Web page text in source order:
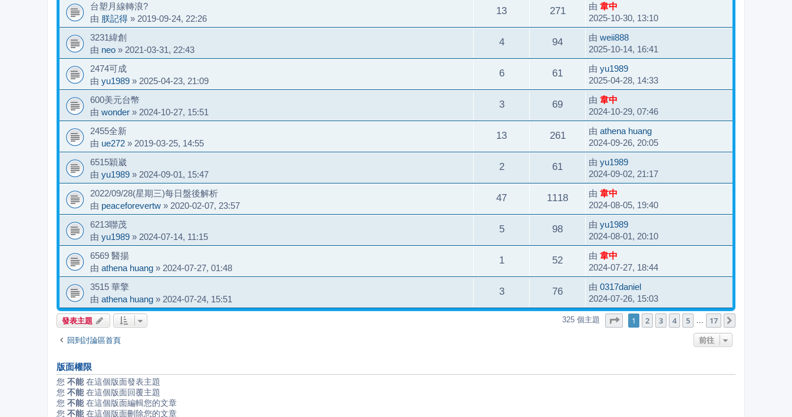
台塑月線轉浪?
由 朕記得 » 2019-09-24, 22:26
13 271 由 韋中
2025-10-30, 13:10
3231緯創
由 neo » 2021-03-31, 22:43
4 94 由 weii888
2025-10-14, 16:41
2474可成
由 yu1989 » 2025-04-23, 21:09
6 61 由 yu1989
2025-04-28, 14:33
600美元台幣
由 wonder » 2024-10-27, 15:51
3 69 由 韋中
2024-10-29, 07:46
2455全新
由 ue272 » 2019-03-25, 14:55
13 261 由 athena huang
2024-09-26, 20:05
6515穎崴
由 yu1989 » 2024-09-01, 15:47
2 61 由 yu1989
2024-09-02, 21:17
2022/09/28(星期三)每日盤後解析
由 peaceforevertw » 2020-02-07, 23:57
47 1118 由 韋中
2024-08-05, 19:40
6213聯茂
由 yu1989 » 2024-07-14, 11:15
5 98 由 yu1989
2024-08-01, 20:10
6569 醫揚
由 athena huang » 2024-07-27, 01:48
1 52 由 韋中
2024-07-27, 18:44
3515 華擎
由 athena huang » 2024-07-24, 15:51
3 76 由 0317daniel
2024-07-26, 15:03
發表主題 325 個主題 1頁 (共 17 頁)
1 2 3 4 5 … 17
回到討論區首頁 前往
版面權限
您 不能在這個版面發表主題
您 不能在這個版面回覆主題
您 不能在這個版面編輯您的文章
您 不能在這個版面刪除您的文章